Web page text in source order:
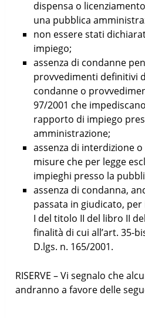
dispensa o
una pubblica
non essere stati
impiego;
assenza di condanne
provvedimenti definitivi
condanne o
97/2001 che
rapporto di impiego
amministrazione;
assenza di interdizione
misure che per legge
impieghi presso la
assenza di condanna,
passata in giudicato,
I del titolo II del libro II
finalità di cui all’art. 35-
D.lgs. n. 165/2001.
RISERVE – Vi segnalo che
andranno a favore delle